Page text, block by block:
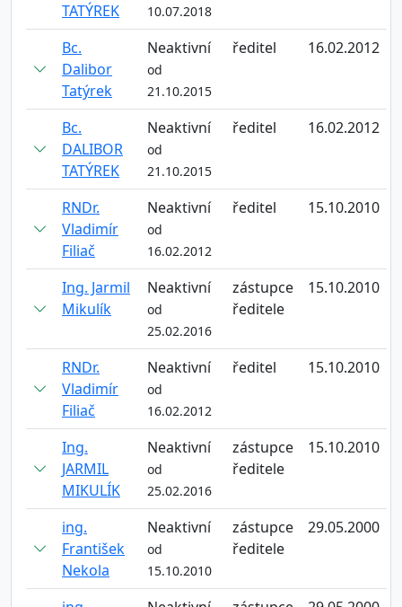
TATÝREK
10.07.2018
Bc.
Dalibor
Tatýrek
Neaktivní
od
21.10.2015
ředitel 16.02.2012
Bc.
DALIBOR
TATÝREK
Neaktivní
od
21.10.2015
ředitel 16.02.2012
RNDr.
Vladimír
Filiač
Neaktivní
od
16.02.2012
ředitel 15.10.2010
Ing. Jarmil
Mikulík
Neaktivní
od
25.02.2016
zástupce
ředitele
15.10.2010
RNDr.
Vladimír
Filiač
Neaktivní
od
16.02.2012
ředitel 15.10.2010
Ing.
JARMIL
MIKULÍK
Neaktivní
od
25.02.2016
zástupce
ředitele
15.10.2010
ing.
František
Nekola
Neaktivní
od
15.10.2010
zástupce
ředitele
29.05.2000